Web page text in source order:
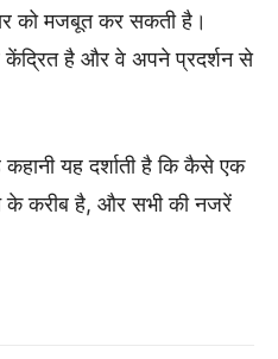
को मजबूत कर सकती है।
केंद्रित है और वे अपने प्रदर्शन से
यह दर्शाती है कि कैसे एक
के करीब है, और सभी की नजरें